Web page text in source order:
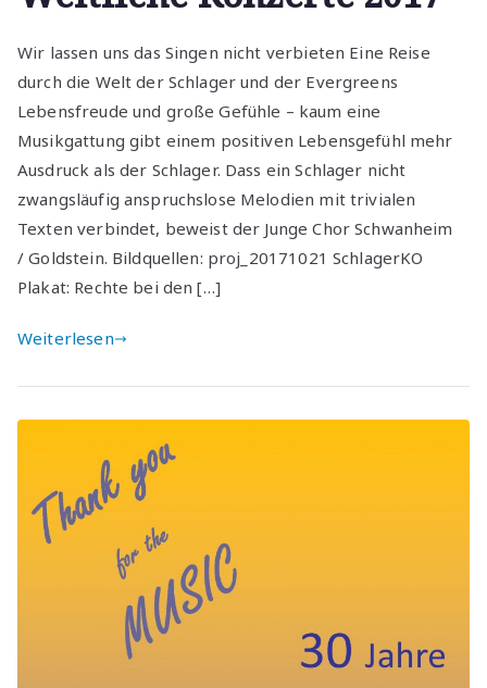
Wir lassen uns das Singen nicht verbieten Eine Reise
durch die Welt der Schlager und der Evergreens
Lebensfreude und große Gefühle – kaum eine
Musikgattung gibt einem positiven Lebensgefühl mehr
Ausdruck als der Schlager. Dass ein Schlager nicht
zwangsläufig anspruchslose Melodien mit trivialen
Texten verbindet, beweist der Junge Chor Schwanheim
/ Goldstein. Bildquellen: proj_20171021 SchlagerKO
Plakat: Rechte bei den […]
Weiterlesen